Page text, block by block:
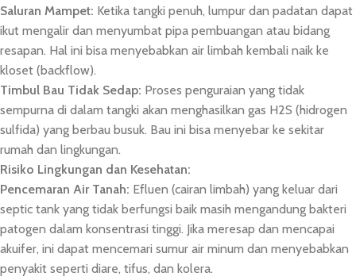
Saluran Mampet: Ketika tangki penuh, lumpur dan padatan dapat
ikut mengalir dan menyumbat pipa pembuangan atau bidang
resapan. Hal ini bisa menyebabkan air limbah kembali naik ke
kloset (backflow).
Timbul Bau Tidak Sedap: Proses penguraian yang tidak
sempurna di dalam tangki akan menghasilkan gas H2S (hidrogen
sulfida) yang berbau busuk. Bau ini bisa menyebar ke sekitar
rumah dan lingkungan.
Risiko Lingkungan dan Kesehatan:
Pencemaran Air Tanah: Efluen (cairan limbah) yang keluar dari
septic tank yang tidak berfungsi baik masih mengandung bakteri
patogen dalam konsentrasi tinggi. Jika meresap dan mencapai
akuifer, ini dapat mencemari sumur air minum dan menyebabkan
penyakit seperti diare, tifus, dan kolera.